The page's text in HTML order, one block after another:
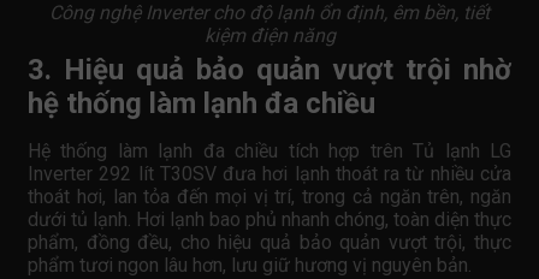
Công nghệ Inverter cho độ lạnh ổn định, êm bền, tiết
kiệm điện năng
3. Hiệu quả bảo quản vượt trội nhờ
hệ thống làm lạnh đa chiều
Hệ thống làm lạnh đa chiều tích hợp trên Tủ lạnh LG
Inverter 292 lít T30SV đưa hơi lạnh thoát ra từ nhiều cửa
thoát hơi, lan tỏa đến mọi vị trí, trong cả ngăn trên, ngăn
dưới tủ lạnh. Hơi lạnh bao phủ nhanh chóng, toàn diện thực
phẩm, đồng đều, cho hiệu quả bảo quản vượt trội, thực
phẩm tươi ngon lâu hơn, lưu giữ hương vị nguyên bản.